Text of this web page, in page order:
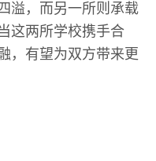
溢，而另一所则承载
这两所学校携手合
，有望为双方带来更